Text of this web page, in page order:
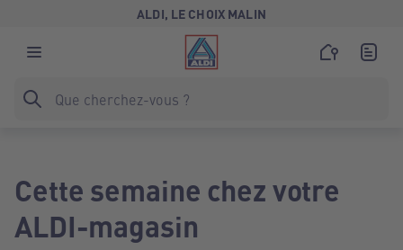
ALDI, LE CHOIX MALIN
Cette semaine chez votre
ALDI-magasin